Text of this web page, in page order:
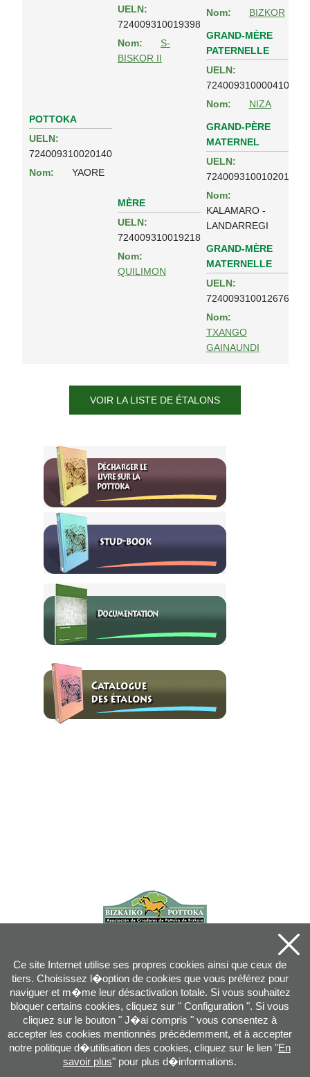
POTTOKA
UELN:
724009310020140
Nom:
YAORE
UELN:
724009310019398
Nom:
S-
BISKOR II
Nom:
BIZKOR
GRAND-MÈRE
PATERNELLE
UELN:
724009310000410
Nom:
NIZA
MÈRE
UELN:
724009310019218
Nom:
QUILIMON
GRAND-PÈRE
MATERNEL
UELN:
724009310010201
Nom:
KALAMARO -
LANDARREGI
GRAND-MÈRE
MATERNELLE
UELN:
724009310012676
Nom:
TXANGO
GAINAUNDI
VOIR LA LISTE DE ÉTALONS
Ce site Internet utilise ses propres cookies ainsi que ceux de
tiers. Choisissez l�option de cookies que vous préférez pour
naviguer et m�me leur désactivation totale. Si vous souhaitez
bloquer certains cookies, cliquez sur " Configuration ". Si vous
cliquez sur le bouton " J�ai compris " vous consentez à
accepter les cookies mentionnés précédemment, et à accepter
notre politique d�utilisation des cookies, cliquez sur le lien "En
savoir plus" pour plus d�informations.